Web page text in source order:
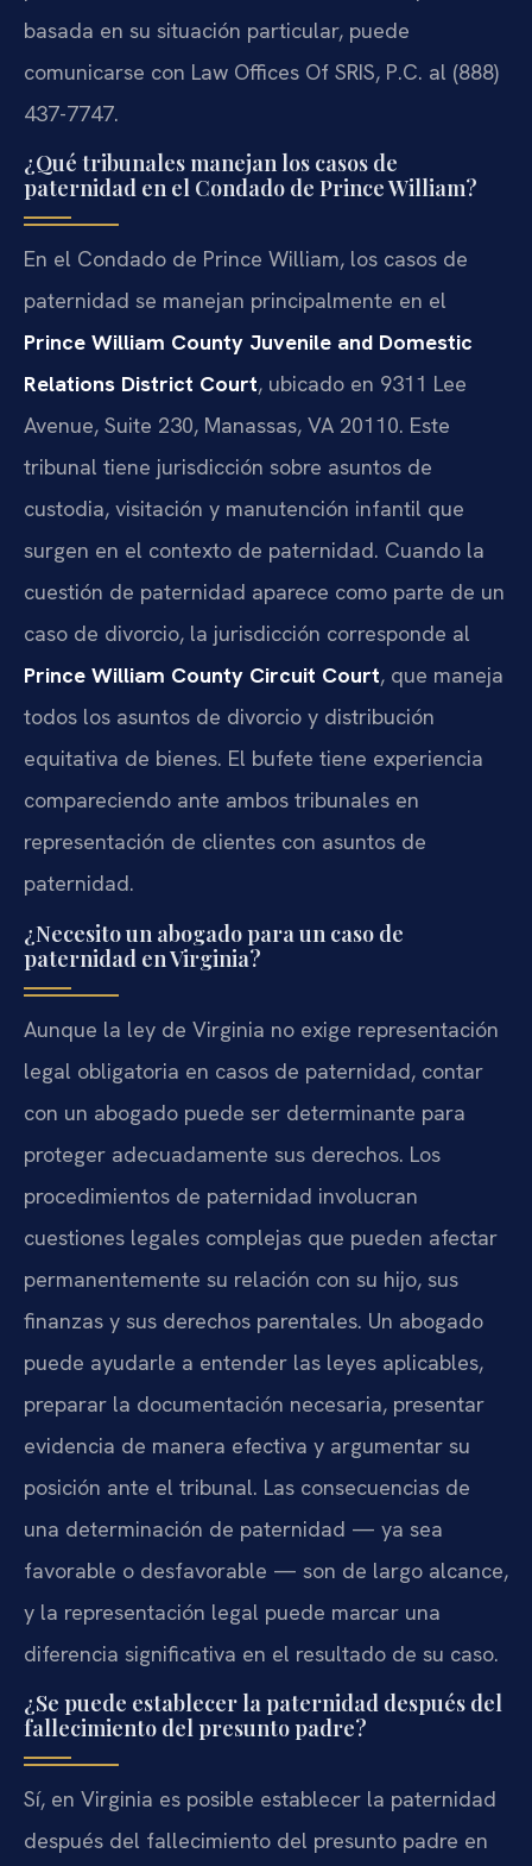
basada en su situación particular, puede
comunicarse con Law Offices Of SRIS, P.C. al (888)
437-7747.
¿Qué tribunales manejan los casos de
paternidad en el Condado de Prince William?
En el Condado de Prince William, los casos de
paternidad se manejan principalmente en el
Prince William County Juvenile and Domestic
Relations District Court, ubicado en 9311 Lee
Avenue, Suite 230, Manassas, VA 20110. Este
tribunal tiene jurisdicción sobre asuntos de
custodia, visitación y manutención infantil que
surgen en el contexto de paternidad. Cuando la
cuestión de paternidad aparece como parte de un
caso de divorcio, la jurisdicción corresponde al
Prince William County Circuit Court, que maneja
todos los asuntos de divorcio y distribución
equitativa de bienes. El bufete tiene experiencia
compareciendo ante ambos tribunales en
representación de clientes con asuntos de
paternidad.
¿Necesito un abogado para un caso de
paternidad en Virginia?
Aunque la ley de Virginia no exige representación
legal obligatoria en casos de paternidad, contar
con un abogado puede ser determinante para
proteger adecuadamente sus derechos. Los
procedimientos de paternidad involucran
cuestiones legales complejas que pueden afectar
permanentemente su relación con su hijo, sus
finanzas y sus derechos parentales. Un abogado
puede ayudarle a entender las leyes aplicables,
preparar la documentación necesaria, presentar
evidencia de manera efectiva y argumentar su
posición ante el tribunal. Las consecuencias de
una determinación de paternidad — ya sea
favorable o desfavorable — son de largo alcance,
y la representación legal puede marcar una
diferencia significativa en el resultado de su caso.
¿Se puede establecer la paternidad después del
fallecimiento del presunto padre?
Sí, en Virginia es posible establecer la paternidad
después del fallecimiento del presunto padre en